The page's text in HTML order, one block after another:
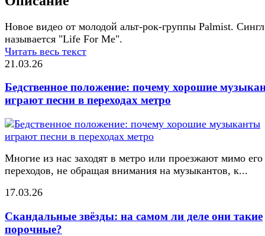
Новое видео от молодой альт-рок-группы Palmist. Сингл
называется "Life For Me".
Читать весь текст
21.03.26
Бедственное положение: почему хорошие
играют песни в переходах метро
Многие из нас заходят в метро или проезжают мимо его
переходов, не обращая внимания на музыкантов, к...
17.03.26
Скандальные звёзды: на самом ли деле они такие
порочные?